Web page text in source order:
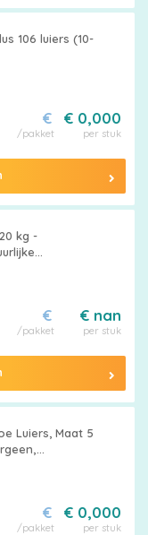
106 luiers (10-
€ 0,000
per stuk
€
/pakket
kg -
geurvrij en
€ nan
per stuk
€
/pakket
Luiers, Maat 5
Print,
€ 0,000
per stuk
€
/pakket